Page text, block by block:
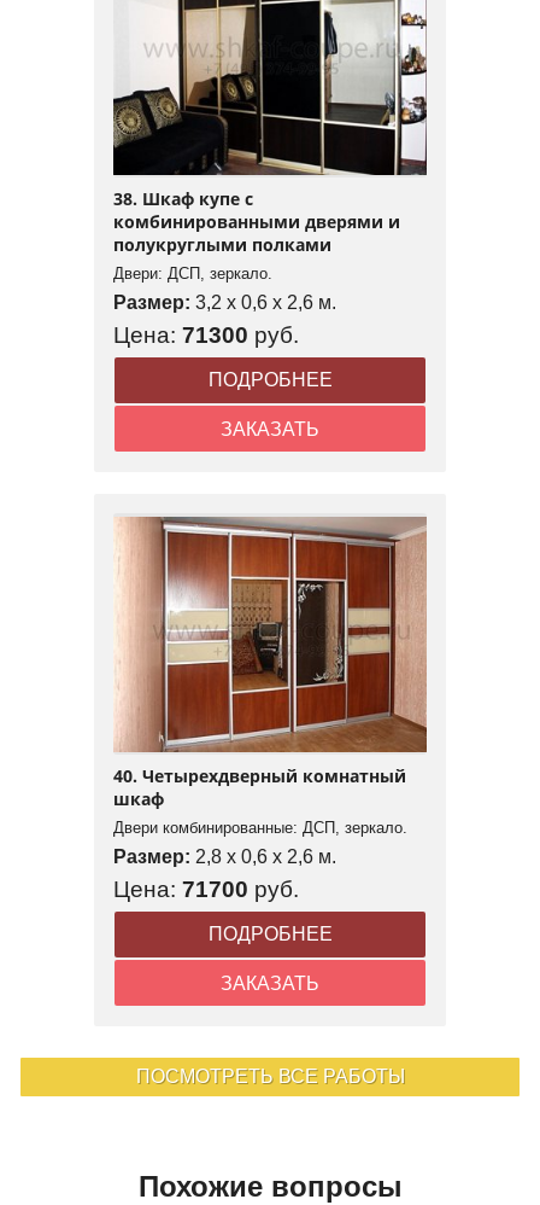
38. Шкаф купе с
комбинированными дверями и
полукруглыми полками
Двери: ДСП, зеркало.
Размер: 3,2 x 0,6 x 2,6 м.
Цена: 71300 руб.
ПОДРОБНЕЕ
ЗАКАЗАТЬ
40. Четырехдверный комнатный
шкаф
Двери комбинированные: ДСП, зеркало.
Размер: 2,8 x 0,6 x 2,6 м.
Цена: 71700 руб.
ПОДРОБНЕЕ
ЗАКАЗАТЬ
ПОСМОТРЕТЬ ВСЕ РАБОТЫ
Похожие вопросы